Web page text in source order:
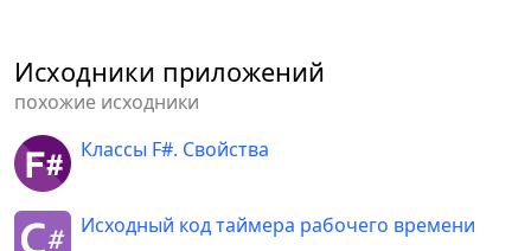
Исходники приложений
похожие исходники
Классы F#. Свойства
Исходный код таймера рабочего времени